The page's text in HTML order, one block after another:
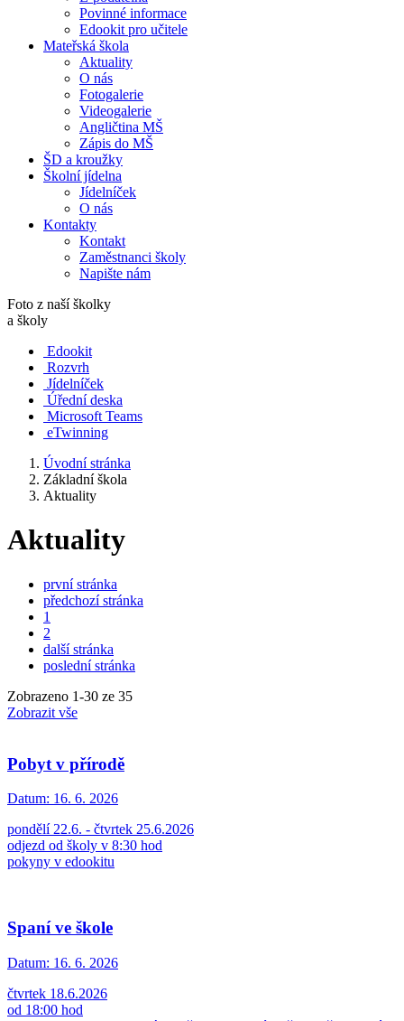
Povinné informace
Edookit pro učitele
Mateřská škola
Aktuality
O nás
Fotogalerie
Videogalerie
Angličtina MŠ
Zápis do MŠ
ŠD a kroužky
Školní jídelna
Jídelníček
O nás
Kontakty
Kontakt
Zaměstnanci školy
Napište nám
Foto z naší školky
a školy
Edookit
Rozvrh
Jídelníček
Úřední deska
Microsoft Teams
eTwinning
Úvodní stránka
Základní škola
Aktuality
Aktuality
první stránka
předchozí stránka
1
2
další stránka
poslední stránka
Zobrazeno 1-30 ze 35
Zobrazit vše
Pobyt v přírodě
Datum: 16. 6. 2026
pondělí 22.6. - čtvrtek 25.6.2026
odjezd od školy v 8:30 hod
pokyny v edookitu
Spaní ve škole
Datum: 16. 6. 2026
čtvrtek 18.6.2026
od 18:00 hod